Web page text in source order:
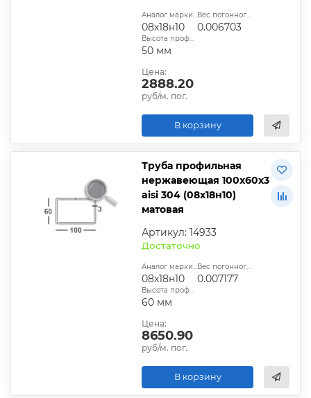
Аналог марки стали:
08х18н10
Вес погонного метра, т.:
0.006703
Высота профиля:
50 мм
Цена:
2888.20
руб/м. пог.
В корзину
Труба профильная
нержавеющая 100х60х3
aisi 304 (08х18н10)
матовая
Артикул: 14933
Достаточно
Аналог марки стали:
08х18н10
Вес погонного метра, т.:
0.007177
Высота профиля:
60 мм
Цена:
8650.90
руб/м. пог.
В корзину